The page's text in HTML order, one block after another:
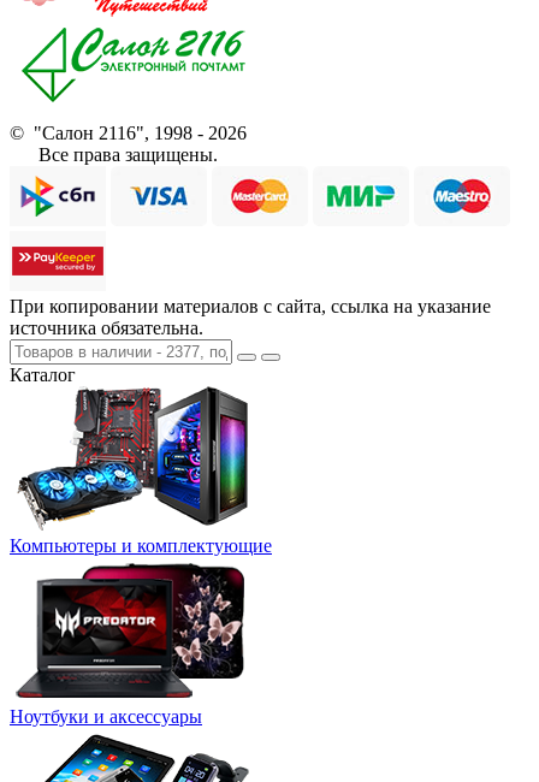
© "Салон 2116", 1998 - 2026
Все права защищены.
При копировании материалов с сайта, ссылка на указание
источника обязательна.
Каталог
Компьютеры и комплектующие
Ноутбуки и аксессуары